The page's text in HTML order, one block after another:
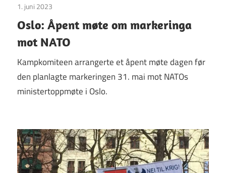
1. juni 2023
Oslo: Åpent møte om markeringa
mot NATO
Kampkomiteen arrangerte et åpent møte dagen før
den planlagte markeringen 31. mai mot NATOs
ministertoppmøte i Oslo.